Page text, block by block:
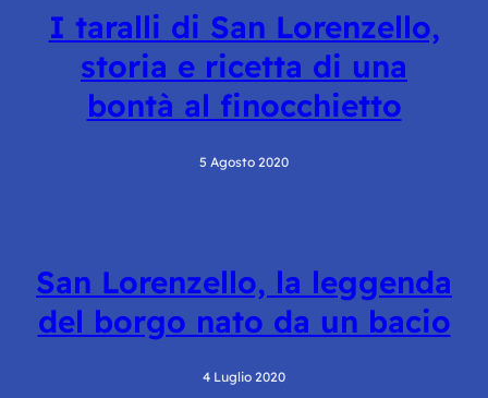
I taralli di San Lorenzello,
storia e ricetta di una
bontà al finocchietto
5 Agosto 2020
San Lorenzello, la leggenda
del borgo nato da un bacio
4 Luglio 2020